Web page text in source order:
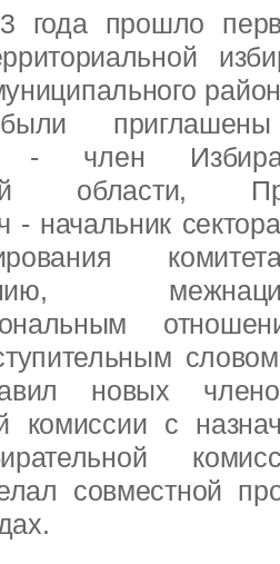
года прошло
- член
области,
- начальник
новых
комиссии с
совместной